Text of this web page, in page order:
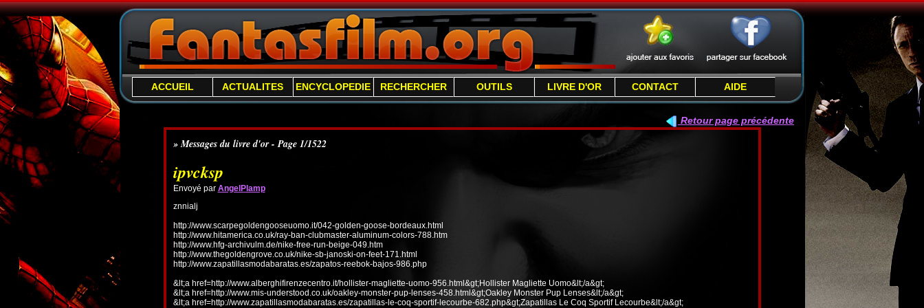
ACCUEIL ACTUALITES ENCYCLOPEDIE RECHERCHER OUTILS LIVRE D'OR CONTACT AIDE
Retour page précédente
» Messages du livre d'or - Page 1/1522
ipvcksp
Envoyé par AngelPlamp
znnialj
http://www.scarpegoldengooseuomo.it/042-golden-goose-bordeaux.html
http://www.hitamerica.co.uk/ray-ban-clubmaster-aluminum-colors-788.htm
http://www.hfg-archivulm.de/nike-free-run-beige-049.htm
http://www.thegoldengrove.co.uk/nike-sb-janoski-on-feet-171.html
http://www.zapatillasmodabaratas.es/zapatos-reebok-bajos-986.php
&lt;a href=http://www.alberghifirenzecentro.it/hollister-magliette-uomo-956.html&gt;Hollister Magliette Uomo&lt;/a&gt;
&lt;a href=http://www.mis-understood.co.uk/oakley-monster-pup-lenses-458.html&gt;Oakley Monster Pup Lenses&lt;/a&gt;
&lt;a href=http://www.zapatillasmodabaratas.es/zapatillas-le-coq-sportif-lecourbe-682.php&gt;Zapatillas Le Coq Sportif Lecourbe&lt;/a&gt;